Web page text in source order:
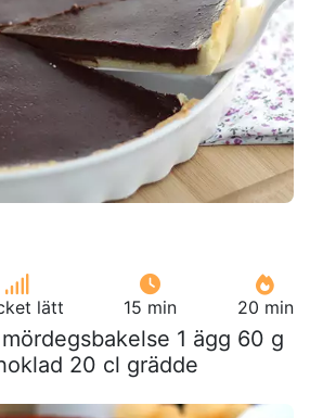
lätt 15 min 20 min
mördegsbakelse 1 ägg 60 g
20 cl grädde